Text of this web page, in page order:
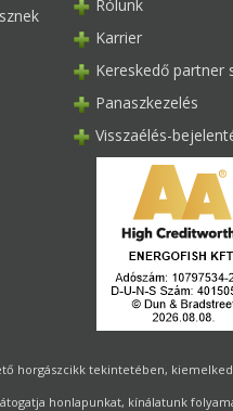
Rólunk
Karrier
Kereskedő partner
Panaszkezelés
Visszaélés-
tekintetében,
honlapunkat, kínálatunk